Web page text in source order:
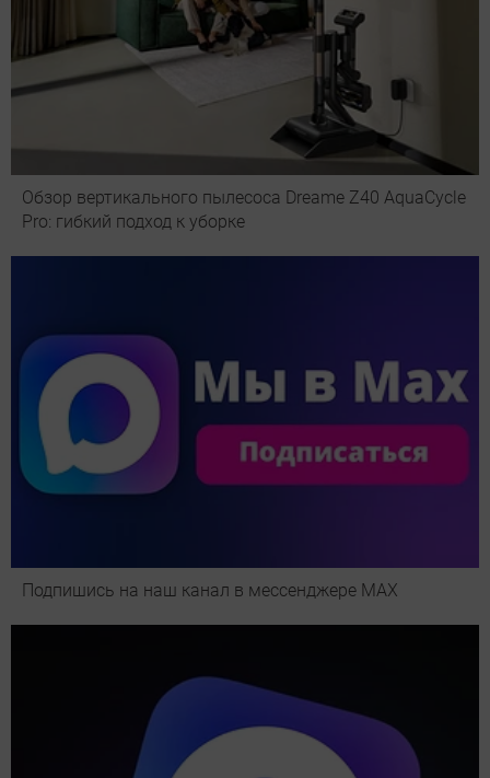
Обзор вертикального пылесоса Dreame Z40 AquaCycle
Pro: гибкий подход к уборке
Подпишись на наш канал в мессенджере МАХ